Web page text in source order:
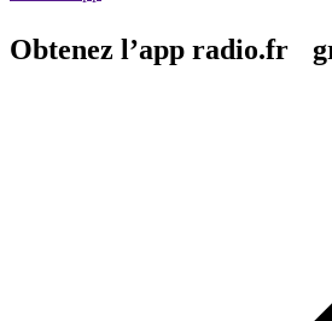
Obtenez l’app radio.fr